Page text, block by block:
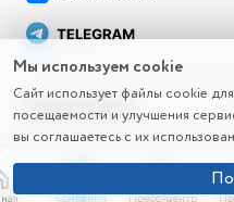
© 2026 СВД ВС
Компания Пресс-центр
Мы используем cookie
Сайт использует файлы cookie
посещаемости и улучшения
вы соглашаетесь с их